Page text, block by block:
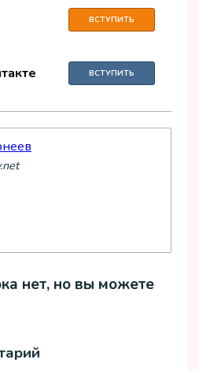
ВСТУПИТЬ
ВСТУПИТЬ
нет, но вы можете